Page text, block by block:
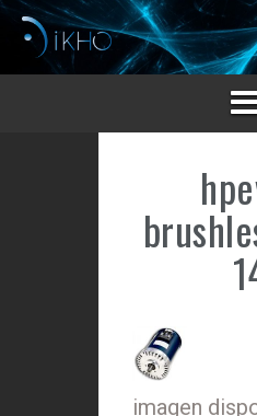
Saltar
contenido
imagen